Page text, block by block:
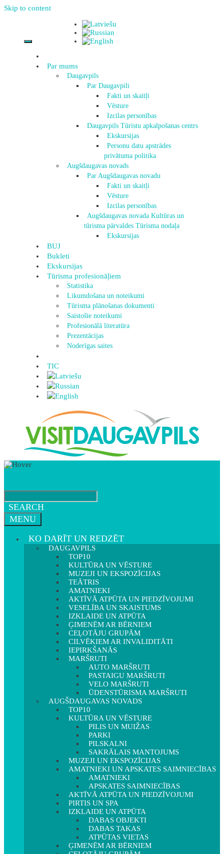
Skip to content
Par mums
Daugavpils
Par Daugavpili
Fakti un skaitļi
Vēsture
Izcilas personības
Daugavpils Tūristu apkalpošanas centrs
Ekskursijas
Personu datu apstrādes
privātuma politika
Augšdaugavas novads
Par Augšdaugavas novadu
Fakti un skaitļi
Vēsture
Izcilas personības
Augšdaugavas novada Kultūras un
tūrisma pārvaldes Tūrisma nodaļa
Ekskursijas
BUJ
Bukleti
Ekskursijas
Tūrisma profesionāļiem
Statistika
Likumdošana un noteikumi
Tūrisma plānošanas dokumenti
Saistošie noteikumi
Profesionālā literatūra
Prezentācijas
Noderīgas saites
TIC
SEARCH
MENU
KO DARĪT UN REDZĒT
DAUGAVPILS
TOP10
KULTŪRA UN VĒSTURE
MUZEJI UN EKSPOZĪCIJAS
TEĀTRIS
AMATNIEKI
AKTĪVĀ ATPŪTA UN PIEDZĪVOJUMI
VESELĪBA UN SKAISTUMS
IZKLAIDE UN ATPŪTA
ĢIMENĒM AR BĒRNIEM
CEĻOTĀJU GRUPĀM
CILVĒKIEM AR INVALIDITĀTI
IEPIRKŠANĀS
MARŠRUTI
AUTO MARŠRUTI
PASTAIGU MARŠRUTI
VELO MARŠRUTI
ŪDENSTŪRISMA MARŠRUTI
AUGŠDAUGAVAS NOVADS
TOP10
KULTŪRA UN VĒSTURE
PILIS UN MUIŽAS
PARKI
PILSKALNI
SAKRĀLAIS MANTOJUMS
MUZEJI UN EKSPOZĪCIJAS
AMATNIEKI UN APSKATES SAIMNIECĪBAS
AMATNIEKI
APSKATES SAIMNIECĪBAS
AKTĪVĀ ATPŪTA UN PIEDZĪVOJUMI
PIRTIS UN SPA
IZKLAIDE UN ATPŪTA
DABAS OBJEKTI
DABAS TAKAS
ATPŪTAS VIETAS
ĢIMENĒM AR BĒRNIEM